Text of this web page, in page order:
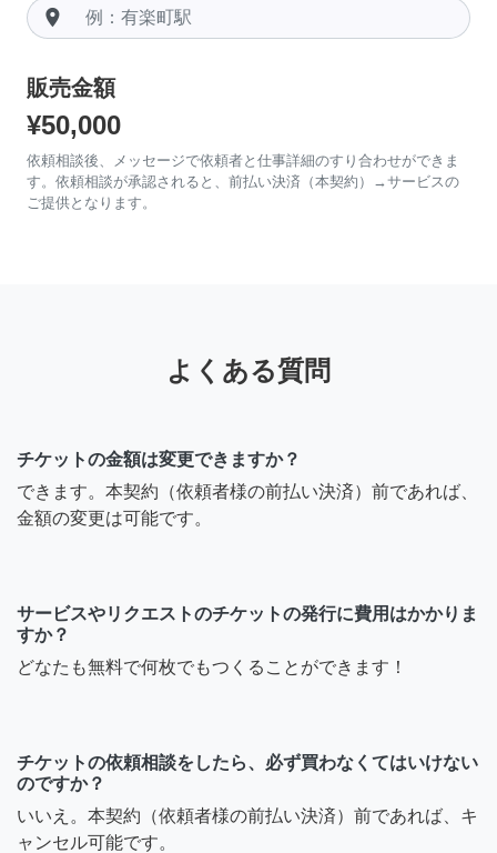
room
販売金額
¥50,000
依頼相談後、メッセージで依頼者と仕事詳細のすり合わせができま
す。依頼相談が承認されると、前払い決済（本契約）→サービスの
ご提供となります。
よくある質問
チケットの金額は変更できますか？
できます。本契約（依頼者様の前払い決済）前であれば、
金額の変更は可能です。
サービスやリクエストのチケットの発行に費用はかかりま
すか？
どなたも無料で何枚でもつくることができます！
チケットの依頼相談をしたら、必ず買わなくてはいけない
のですか？
いいえ。本契約（依頼者様の前払い決済）前であれば、キ
ャンセル可能です。